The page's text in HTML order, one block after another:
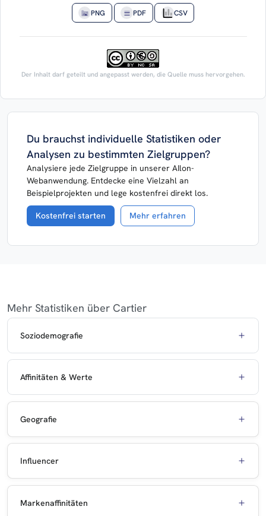
PNG PDF CSV
Der Inhalt darf geteilt und angepasst werden, die Quelle muss hervorgehen.
Du brauchst individuelle Statistiken oder
Analysen zu bestimmten Zielgruppen?
Analysiere jede Zielgruppe in unserer AIlon-
Webanwendung. Entdecke eine Vielzahl an
Beispielprojekten und lege kostenfrei direkt los.
Kostenfrei starten Mehr erfahren
Mehr Statistiken über Cartier
Soziodemografie
Affinitäten & Werte
Geografie
Influencer
Markenaffinitäten